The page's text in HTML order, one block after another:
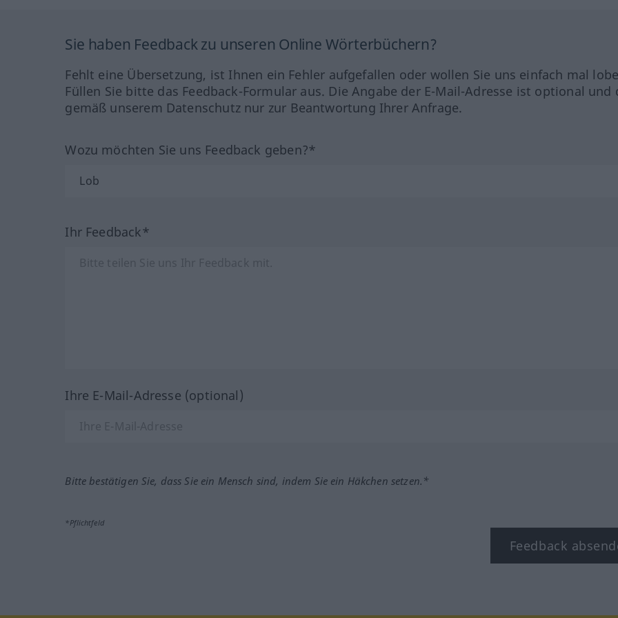
Sie haben Feedback zu unseren Online Wörterbüchern?
Fehlt eine Übersetzung, ist Ihnen ein Fehler aufgefallen oder wollen Sie uns einfach mal
Füllen Sie bitte das Feedback-Formular aus. Die Angabe der E-Mail-Adresse ist optional und
gemäß unserem Datenschutz nur zur Beantwortung Ihrer Anfrage.
Wozu möchten Sie uns Feedback geben?*
Ihr Feedback*
Ihre E-Mail-Adresse (optional)
Bitte bestätigen Sie, dass Sie ein Mensch sind, indem Sie ein Häkchen setzen.*
*Pflichtfeld
Feedback